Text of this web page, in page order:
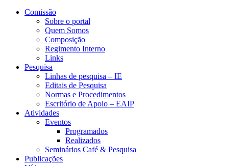
Comissão
Sobre o portal
Quem Somos
Composição
Regimento Interno
Links
Pesquisa
Linhas de pesquisa – IE
Editais de Pesquisa
Normas e Procedimentos
Escritório de Apoio – EAIP
Atividades
Eventos
Programados
Realizados
Seminários Café & Pesquisa
Publicações